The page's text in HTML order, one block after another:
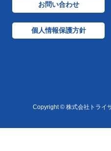
お問い合わせ
個人情報保護方針
Copyright © 株式会社トライ